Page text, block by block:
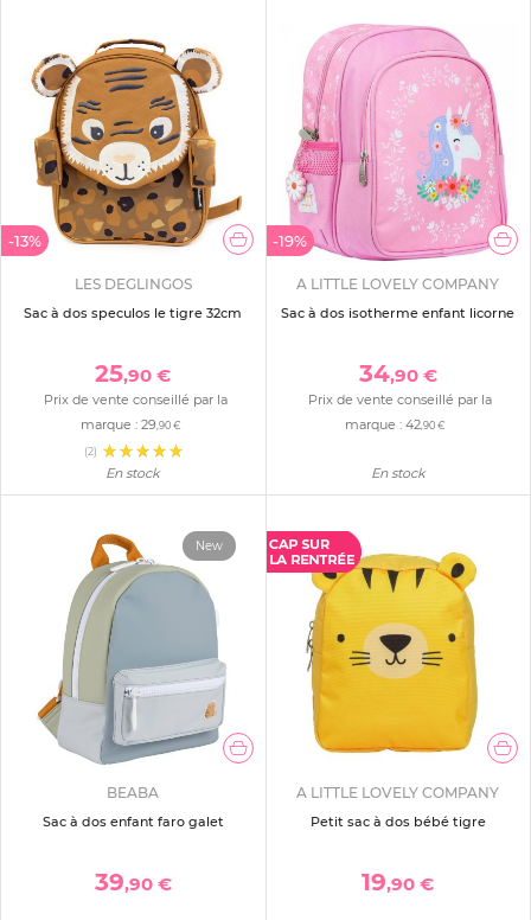
-13%
LES DEGLINGOS
Sac à dos speculos le tigre 32cm
25,90 €
Prix de vente conseillé par la
marque : 29 ,90 €
(2)
En stock
-19%
A LITTLE LOVELY COMPANY
Sac à dos isotherme enfant licorne
34,90 €
Prix de vente conseillé par la
marque :42 ,90 €
En stock
New
BEABA
Sac à dos enfant faro galet
39,90 €
A LITTLE LOVELY COMPANY
Petit sac à dos bébé tigre
19,90 €